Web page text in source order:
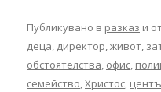
Публикувано в разказ и
деца, директор,живот,
обстоятелства, офис,
семейство,Христос,